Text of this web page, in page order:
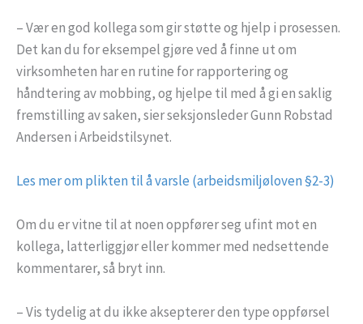
– Vær en god kollega som gir støtte og hjelp i prosessen.
Det kan du for eksempel gjøre ved å finne ut om
virksomheten har en rutine for rapportering og
håndtering av mobbing, og hjelpe til med å gi en saklig
fremstilling av saken, sier seksjonsleder Gunn Robstad
Andersen i Arbeidstilsynet.
Les mer om plikten til å varsle (arbeidsmiljøloven §2-3)
Om du er vitne til at noen oppfører seg ufint mot en
kollega, latterliggjør eller kommer med nedsettende
kommentarer, så bryt inn.
– Vis tydelig at du ikke aksepterer den type oppførsel